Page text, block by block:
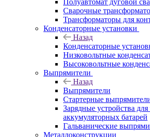
Полуавтомат дуговой
Сварочные
Трансформаторы для
Конденсаторные установки
Назад
Конденсаторные
Низковольтные
Высоковольтные
Выпрямители
Назад
Выпрямители
Стартерные
Зарядные устройства
аккумуляторных батарей
Гальванические
Металлоконструкции